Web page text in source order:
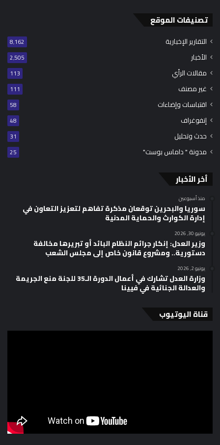
تصنيفات الموقع
التقارير الإخبارية 8٬162
الأخبار 2٬505
مقالات الرأي 113
غير مصنف 111
اقتباسات وإضاءات 58
إنفوغراف 48
حدث وتحليل 31
مدونة " داماس بوست" 25
أخر الأخبار
منذ أسبوعين
سوريا والبحرين توقعان مذكرة تفاهم لتعزيز التعاون في
إدارة الكوارث والحماية المدنية
يونيو 30, 2026
وزير العدل: إنكار جرائم النظام البائد أو تبريرها مخالفة
دستورية.. ومشروع قانون خاص إلى مجلس الشعب
يونيو 2, 2026
وزارة العدل تشارك في أعمال الدورة الـ35 للجنة منع الجريمة
والعدالة الجنائية في فيينا
قناة اليوتيوب